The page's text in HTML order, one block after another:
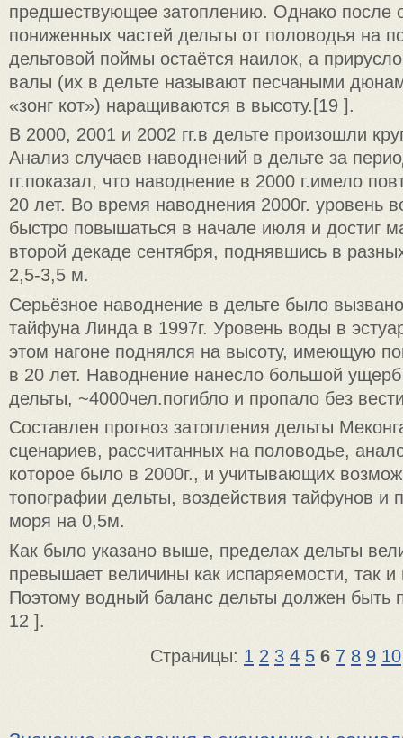
предшествующее затоплению. Однако после
пониженных частей дельты от половодья на
дельтовой поймы остаётся наилок, а
валы (их в дельте называют песчаными
«зонг кот») наращиваются в высоту.[19 ].
В 2000, 2001 и 2002 гг.в дельте произошли
Анализ случаев наводнений в дельте за
гг.показал, что наводнение в 2000 г.имело
20 лет. Во время наводнения 2000г. уровень
быстро повышаться в начале июля и достиг
второй декаде сентября, поднявшись в
2,5-3,5 м.
Серьёзное наводнение в дельте было
тайфуна Линда в 1997г. Уровень воды в
этом нагоне поднялся на высоту, имеющую
в 20 лет. Наводнение нанесло большой
дельты, ~4000чел.погибло и пропало без
Составлен прогноз затопления дельты
сценариев, рассчитанных на половодье,
которое было в 2000г., и учитывающих
топографии дельты, воздействия тайфунов и
моря на 0,5м.
Как было указано выше, пределах дельты
превышает величины как испаряемости, так и
Поэтому водный баланс дельты должен быть
12 ].
Страницы: 1 2 3 4 5 6 7 8 9 10